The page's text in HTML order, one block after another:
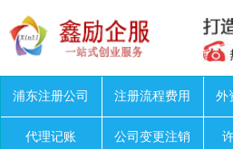
浦东注册公司 注册流程费用 外
代理记账 公司变更注销